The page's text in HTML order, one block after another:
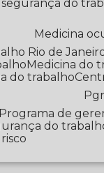
segurança do
Medicina
Rio de
Medicina do
do trabalho
Pgr
Programa de
do